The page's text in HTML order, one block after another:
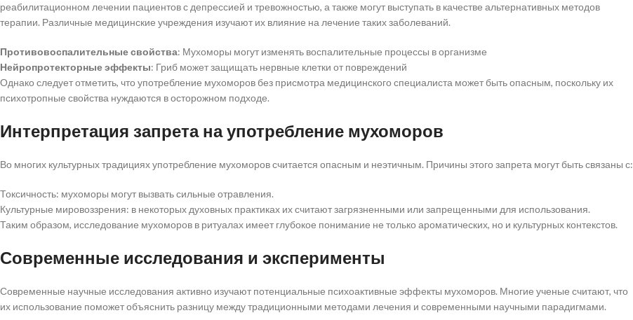
реабилитационном лечении пациентов с депрессией и тревожностью, а также могут выступать в качестве альтернативных методов
терапии. Различные медицинские учреждения изучают их влияние на лечение таких заболеваний.
Противовоспалительные свойства: Мухоморы могут изменять воспалительные процессы в организме
Нейропротекторные эффекты: Гриб может защищать нервные клетки от повреждений
Однако следует отметить, что употребление мухоморов без присмотра медицинского специалиста может быть опасным, поскольку их
психотропные свойства нуждаются в осторожном подходе.
Интерпретация запрета на употребление мухоморов
Во многих культурных традициях употребление мухоморов считается опасным и неэтичным. Причины этого запрета могут быть связаны с:
Токсичность: мухоморы могут вызвать сильные отравления.
Культурные мировоззрения: в некоторых духовных практиках их считают загрязненными или запрещенными для использования.
Таким образом, исследование мухоморов в ритуалах имеет глубокое понимание не только ароматических, но и культурных контекстов.
Современные исследования и эксперименты
Современные научные исследования активно изучают потенциальные психоактивные эффекты мухоморов. Многие ученые считают, что
их использование поможет объяснить разницу между традиционными методами лечения и современными научными парадигмами.